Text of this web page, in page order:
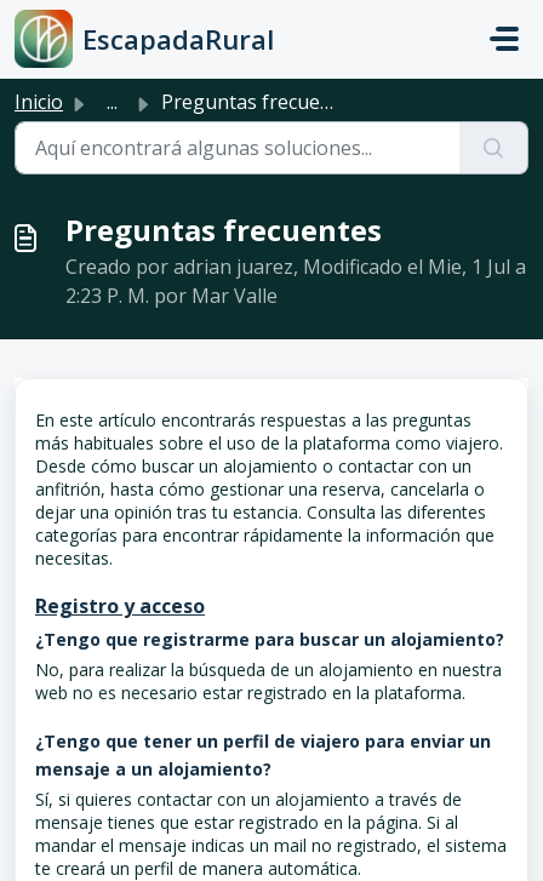
Saltar al contenido principal
EscapadaRural
Inicio ... Preguntas frecuentes
Preguntas frecuentes
Creado por adrian juarez, Modificado el Mie, 1 Jul a
2:23 P. M. por Mar Valle
En este artículo encontrarás respuestas a las preguntas
más habituales sobre el uso de la plataforma como viajero.
Desde cómo buscar un alojamiento o contactar con un
anfitrión, hasta cómo gestionar una reserva, cancelarla o
dejar una opinión tras tu estancia. Consulta las diferentes
categorías para encontrar rápidamente la información que
necesitas.
Registro y acceso
¿Tengo que registrarme para buscar un alojamiento?
No, para realizar la búsqueda de un alojamiento en nuestra
web no es necesario estar registrado en la plataforma.
¿Tengo que tener un perfil de viajero para enviar un
mensaje a un alojamiento?
Sí, si quieres contactar con un alojamiento a través de
mensaje tienes que estar registrado en la página. Si al
mandar el mensaje indicas un mail no registrado, el sistema
te creará un perfil de manera automática.